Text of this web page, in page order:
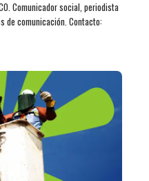
Comunicador social, periodista
de comunicación. Contacto: